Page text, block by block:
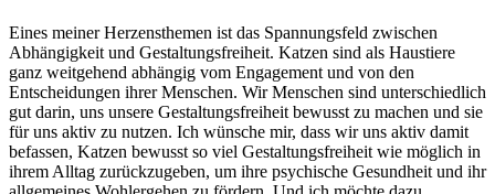
Eines meiner Herzensthemen ist das Spannungsfeld zwischen
Abhängigkeit und Gestaltungsfreiheit. Katzen sind als Haustiere
ganz weitgehend abhängig vom Engagement und von den
Entscheidungen ihrer Menschen. Wir Menschen sind unterschiedlich
gut darin, uns unsere Gestaltungsfreiheit bewusst zu machen und sie
für uns aktiv zu nutzen. Ich wünsche mir, dass wir uns aktiv damit
befassen, Katzen bewusst so viel Gestaltungsfreiheit wie möglich in
ihrem Alltag zurückzugeben, um ihre psychische Gesundheit und ihr